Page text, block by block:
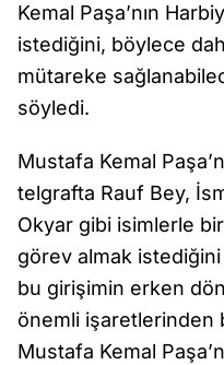
Kemal Paşa’nın
istediğini, böylece
mütareke
söyledi.
Mustafa Kemal
telgrafta Rauf Bey,
Okyar gibi isimlerle
görev almak istediğini
bu girişimin erken
önemli işaretlerinden
Mustafa Kemal